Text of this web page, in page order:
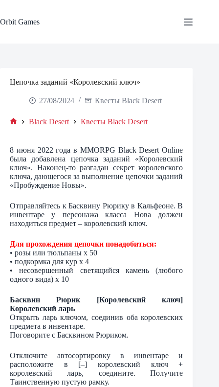
content
Orbit Games
Цепочка заданий «Королевский ключ»
27/08/2024 Квесты Black Desert
Black Desert Квесты Black Desert
8 июня 2022 года в MMORPG Black Desert Online
была добавлена цепочка заданий «Королевский
ключ». Наконец-то разгадан секрет королевского
ключа, дающегося за выполнение цепочки заданий
«Пробуждение Новы».
Отправляйтесь к Басквину Рюрику в Кальфеоне. В
инвентаре у персонажа класса Нова должен
находиться предмет – королевский ключ.
Для прохождения цепочки понадобиться:
• розы или тюльпаны х 50
• подкормка для кур х 4
• несовершенный светящийся камень (любого
одного вида) х 10
Басквин Рюрик [Королевский ключ]
Королевский ларь
Открыть ларь ключом, соединив оба королевских
предмета в инвентаре.
Поговорите с Басквином Рюриком.
Отключите автосортировку в инвентаре и
расположите в [–] королевский ключ +
королевский ларь, соедините. Получите
Таинственную пустую рамку.